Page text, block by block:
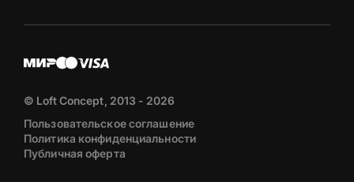
© Loft Concept, 2013 - 2026
Пользовательское соглашение
Политика конфиденциальности
Публичная оферта